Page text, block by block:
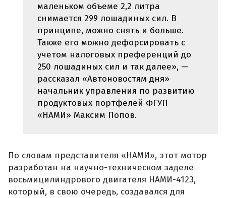
маленьком объеме 2,2 литра
снимается 299 лошадиных сил. В
принципе, можно снять и больше.
Также его можно дефорсировать с
учетом налоговых преференций до
250 лошадиных сил и так далее», —
рассказал «Автоновостям дня»
начальник управления по развитию
продуктовых портфелей ФГУП
«НАМИ» Максим Попов.
По словам представителя «НАМИ», этот мотор
разработан на научно-техническом заделе
восьмицилиндрового двигателя НАМИ-4123,
который, в свою очередь, создавался для